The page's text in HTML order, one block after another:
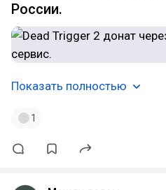
России.
Показать полностью
1